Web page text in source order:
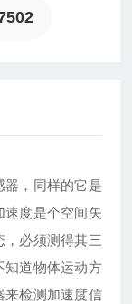
器，同样的它是
速度是个空间矢
，必须测得其三
知道物体运动方
来检测加速度信